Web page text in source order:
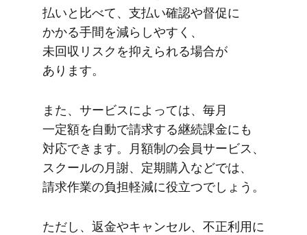
払いと​比べて、​支払い​確認や​督促に​
かかる​手間を​減らしやすく、​
未回収リスクを​抑えられる​場合が​
あります。
また、​サービスに​よっては、​毎月​
一定額を​自動で​請求する​継続課金にも​
対応できます。​月額制の​会員サービス、​
スクールの​月謝、​定期購入などでは、​
請求作業の​負担軽減に​役立つでしょう。
ただし、​返金や​キャンセル、​不正利用に​